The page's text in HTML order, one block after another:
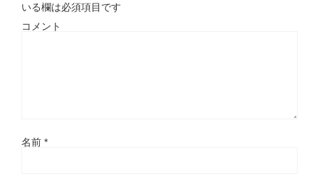
いる欄は必須項目です
コメント
名前 *